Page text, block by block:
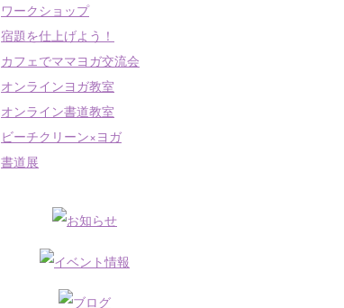
ワークショップ
宿題を仕上げよう！
カフェでママヨガ交流会
オンラインヨガ教室
オンライン書道教室
ビーチクリーン×ヨガ
書道展